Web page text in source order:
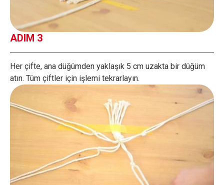
ADIM 3
Her çifte, ana düğümden yaklaşık 5 cm uzakta bir düğüm
atın. Tüm çiftler için işlemi tekrarlayın.